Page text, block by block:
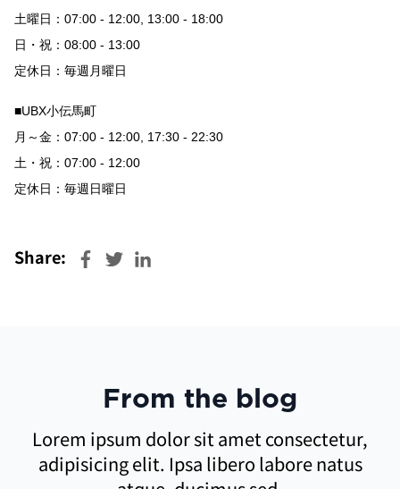
土曜日：07:00 - 12:00, 13:00 - 18:00
日・祝：08:00 - 13:00
定休日：毎週月曜日
■UBX小伝馬町
月～金：07:00 - 12:00, 17:30 - 22:30
土・祝：07:00 - 12:00
定休日：毎週日曜日
Share:
From the blog
Lorem ipsum dolor sit amet consectetur,
adipisicing elit. Ipsa libero labore natus